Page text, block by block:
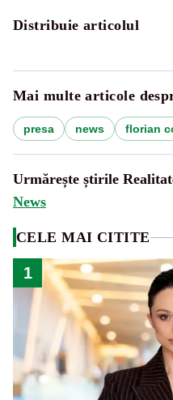
Distribuie articolul
Mai multe articole
presa news florian
Urmărește știrile
News
CELE MAI CITITE
1